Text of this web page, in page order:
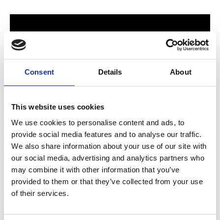
Consent Details About
This website uses cookies
We use cookies to personalise content and ads, to
provide social media features and to analyse our traffic.
We also share information about your use of our site with
our social media, advertising and analytics partners who
may combine it with other information that you’ve
provided to them or that they’ve collected from your use
of their services.
För hela familjen
2024 stod Varbergs nya butik och bygglagar klart. Förmodligen
ett av Sveriges mest välsorterade byggvaruhus som välkomnar
både dig som konsument och proffskund. Varbergs Trä har allt